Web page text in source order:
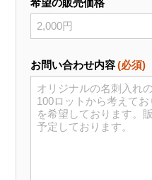
希望の販売価格
お問い合わせ内容 (必須)